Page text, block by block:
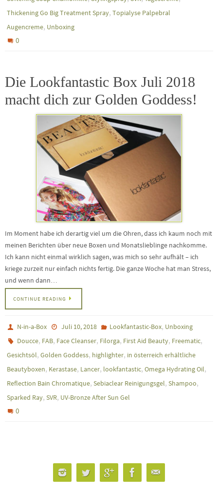
Thickening Go Big Treatment Spray, Topialyse Palpebral
Augencreme, Unboxing
0
Die Lookfantastic Box Juli 2018
macht dich zur Golden Goddess!
Im Moment habe ich derartig viel um die Ohren, dass ich kaum noch mit
meinen Berichten über neue Boxen und Monatslieblinge nachkomme.
Ich kann nicht einmal wirklich sagen, was mich so sehr aufhält – ich
kriege zurzeit nur einfach nichts fertig. Die ganze Woche hat man Stress,
und wenn dann…
CONTINUE READING
N-in-a-Box Juli 10, 2018 Lookfantastic-Box, Unboxing
Doucce, FAB, Face Cleanser, Filorga, First Aid Beauty, Freematic,
Gesichtsöl, Golden Goddess, highlighter, in österreich erhältliche
Beautyboxen, Kerastase, Lancer, lookfantastic, Omega Hydrating Oil,
Reflection Bain Chromatique, Sebiaclear Reinigungsgel, Shampoo,
Sparked Ray, SVR, UV-Bronze After Sun Gel
0